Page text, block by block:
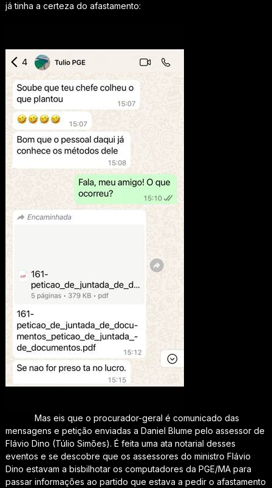
já tinha a certeza do afastamento:
Mas eis que o procurador-geral é comunicado das
mensagens e petição enviadas a Daniel Blume pelo assessor de
Flávio Dino (Túlio Simões). É feita uma ata notarial desses
eventos e se descobre que os assessores do ministro Flávio
Dino estavam a bisbilhotar os computadores da PGE/MA para
passar informações ao partido que estava a pedir o afastamento